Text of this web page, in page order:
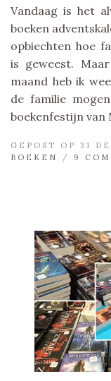
Vandaag is het
boeken
opbiechten hoe
is geweest.
maand heb ik
de familie
boekenfestijn van
GEPOST OP 31
BOEKEN
/ 9